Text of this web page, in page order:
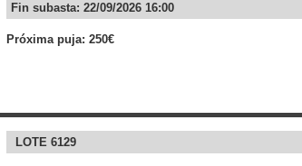
Fin subasta: 22/09/2026 16:00
Próxima puja: 250€
LOTE 6129